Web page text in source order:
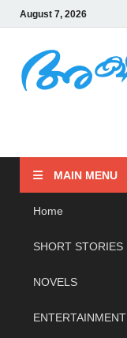
August 7, 2026
MAIN MENU
Home
SHORT STORIES
NOVELS
ENTERTAINMENT